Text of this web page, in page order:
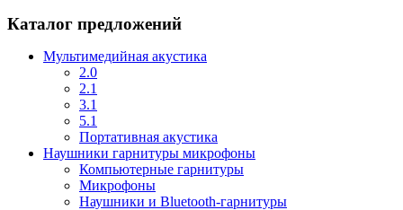
Каталог предложений
Мультимедийная акустика
2.0
2.1
3.1
5.1
Портативная акустика
Наушники гарнитуры микрофоны
Компьютерные гарнитуры
Микрофоны
Наушники и Bluetooth-гарнитуры